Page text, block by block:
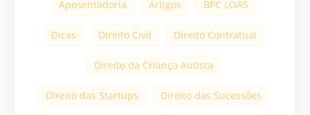
Aposentadoria Artigos BPC LOAS
Dicas Direito Civil Direito Contratual
Direito da Criança Autista
DIreito das Startups Direito das Sucessões